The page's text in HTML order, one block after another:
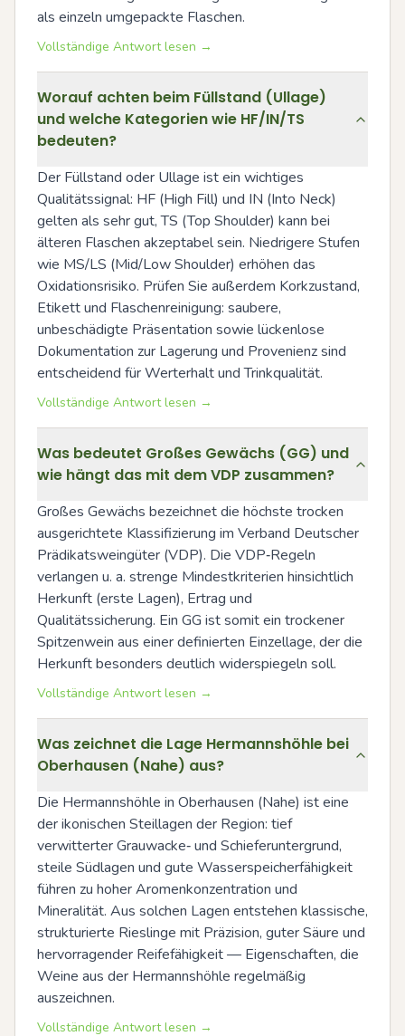
als einzeln umgepackte Flaschen.
Vollständige Antwort lesen →
Worauf achten beim Füllstand (Ullage)
und welche Kategorien wie HF/IN/TS
bedeuten?
Der Füllstand oder Ullage ist ein wichtiges
Qualitätssignal: HF (High Fill) und IN (Into Neck)
gelten als sehr gut, TS (Top Shoulder) kann bei
älteren Flaschen akzeptabel sein. Niedrigere Stufen
wie MS/LS (Mid/Low Shoulder) erhöhen das
Oxidationsrisiko. Prüfen Sie außerdem Korkzustand,
Etikett und Flaschenreinigung: saubere,
unbeschädigte Präsentation sowie lückenlose
Dokumentation zur Lagerung und Provenienz sind
entscheidend für Werterhalt und Trinkqualität.
Vollständige Antwort lesen →
Was bedeutet Großes Gewächs (GG) und
wie hängt das mit dem VDP zusammen?
Großes Gewächs bezeichnet die höchste trocken
ausgerichtete Klassifizierung im Verband Deutscher
Prädikatsweingüter (VDP). Die VDP‑Regeln
verlangen u. a. strenge Mindestkriterien hinsichtlich
Herkunft (erste Lagen), Ertrag und
Qualitätssicherung. Ein GG ist somit ein trockener
Spitzenwein aus einer definierten Einzellage, der die
Herkunft besonders deutlich widerspiegeln soll.
Vollständige Antwort lesen →
Was zeichnet die Lage Hermannshöhle bei
Oberhausen (Nahe) aus?
Die Hermannshöhle in Oberhausen (Nahe) ist eine
der ikonischen Steillagen der Region: tief
verwitterter Grauwacke‑ und Schieferuntergrund,
steile Südlagen und gute Wasserspeicherfähigkeit
führen zu hoher Aromenkonzentration und
Mineralität. Aus solchen Lagen entstehen klassische,
strukturierte Rieslinge mit Präzision, guter Säure und
hervorragender Reifefähigkeit — Eigenschaften, die
Weine aus der Hermannshöhle regelmäßig
auszeichnen.
Vollständige Antwort lesen →